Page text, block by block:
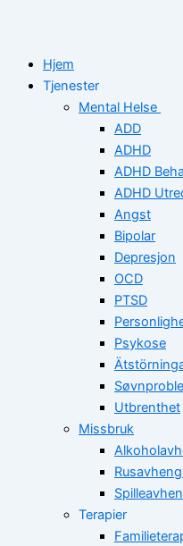
Hjem
Tjenester
Mental Helse
ADD
ADHD
ADHD
ADHD
Angst
Bipolar
Depresjon
OCD
PTSD
Psykose
Utbrenthet
Missbruk
Terapier